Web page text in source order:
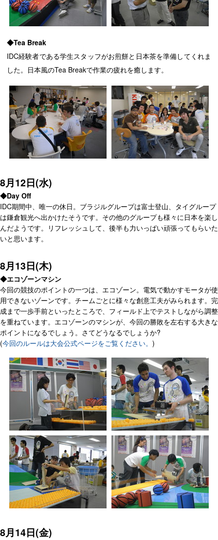
◆Tea Break
IDC経験者である学生スタッフがお煎餅と日本茶を準備してくれま
した。日本風のTea Breakで作業の疲れを癒します。
8月12日(水)
◆Day Off
IDC期間中、唯一の休日。ブラジルグループは富士登山、タイグループ
は鎌倉観光へ出かけたそうです。その他のグループも様々に日本を楽し
んだようです。リフレッシュして、後半も力いっぱい頑張ってもらいた
いと思います。
8月13日(木)
◆エコゾーンマシン
今回の競技のポイントの一つは、エコゾーン。電気で動かすモータが使
用できないゾーンです。チームごとに様々な創意工夫がみられます。完
成まで一歩手前といったところで、フィールド上でテストしながら調整
を重ねています。エコゾーンのマシンが、今回の勝敗を左右する大きな
ポイントになるでしょう。さてどうなるでしょうか?
(今回のルールは大会公式ページをご覧ください。 )
8月14日(金)